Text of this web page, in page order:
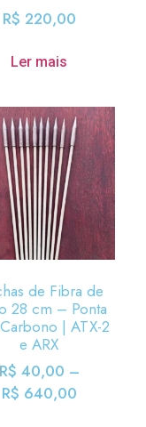
R$ 220,00
Ler mais
de Fibra de
28 cm – Ponta
| ATX-2
e ARX
R$ 40,00 –
R$ 640,00